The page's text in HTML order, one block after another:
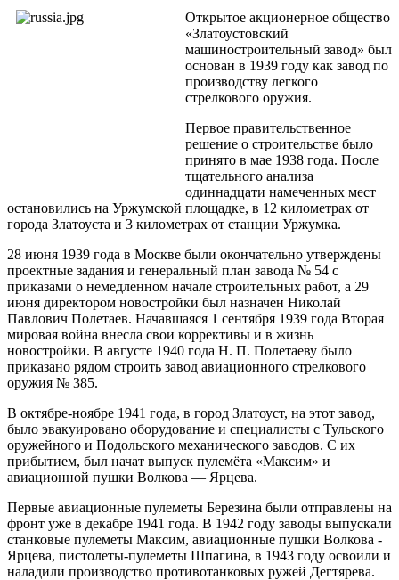
Открытое акционерное общество
«Златоустовский
машиностроительный завод» был
основан в 1939 году как завод по
производству легкого
стрелкового оружия.
Первое правительственное
решение о строительстве было
принято в мае 1938 года. После
тщательного анализа
одиннадцати намеченных мест
остановились на Уржумской площадке, в 12 километрах от
города Златоуста и 3 километрах от станции Уржумка.
28 июня 1939 года в Москве были окончательно утверждены
проектные задания и генеральный план завода № 54 с
приказами о немедленном начале строительных работ, а 29
июня директором новостройки был назначен Николай
Павлович Полетаев. Начавшаяся 1 сентября 1939 года Вторая
мировая война внесла свои коррективы и в жизнь
новостройки. В августе 1940 года Н. П. Полетаеву было
приказано рядом строить завод авиационного стрелкового
оружия № 385.
В октябре-ноябре 1941 года, в город Златоуст, на этот завод,
было эвакуировано оборудование и специалисты с Тульского
оружейного и Подольского механического заводов. С их
прибытием, был начат выпуск пулемёта «Максим» и
авиационной пушки Волкова — Ярцева.
Первые авиационные пулеметы Березина были отправлены на
фронт уже в декабре 1941 года. В 1942 году заводы выпускали
станковые пулеметы Максим, авиационные пушки Волкова -
Ярцева, пистолеты-пулеметы Шпагина, в 1943 году освоили и
наладили производство противотанковых ружей Дегтярева.